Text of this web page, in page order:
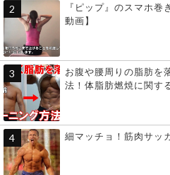
『ピップ』のスマホ
動画】
お腹や腰周りの脂肪を
法！体脂肪燃焼に関す
細マッチョ！筋肉サッ